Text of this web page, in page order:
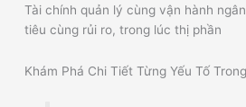
Tài chính quản lý cùng vận hành
tiêu cùng rủi ro, trong lúc thị phần
Khám Phá Chi Tiết Từng Yếu Tố